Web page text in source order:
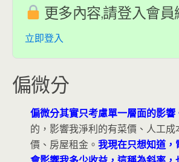
更多內容,請登入會員
立即登入
偏微分
偏微分其實只考慮單一層面的影響
的，影響我淨利的有菜價、人工
價、房屋租金。 我現在只想知道，